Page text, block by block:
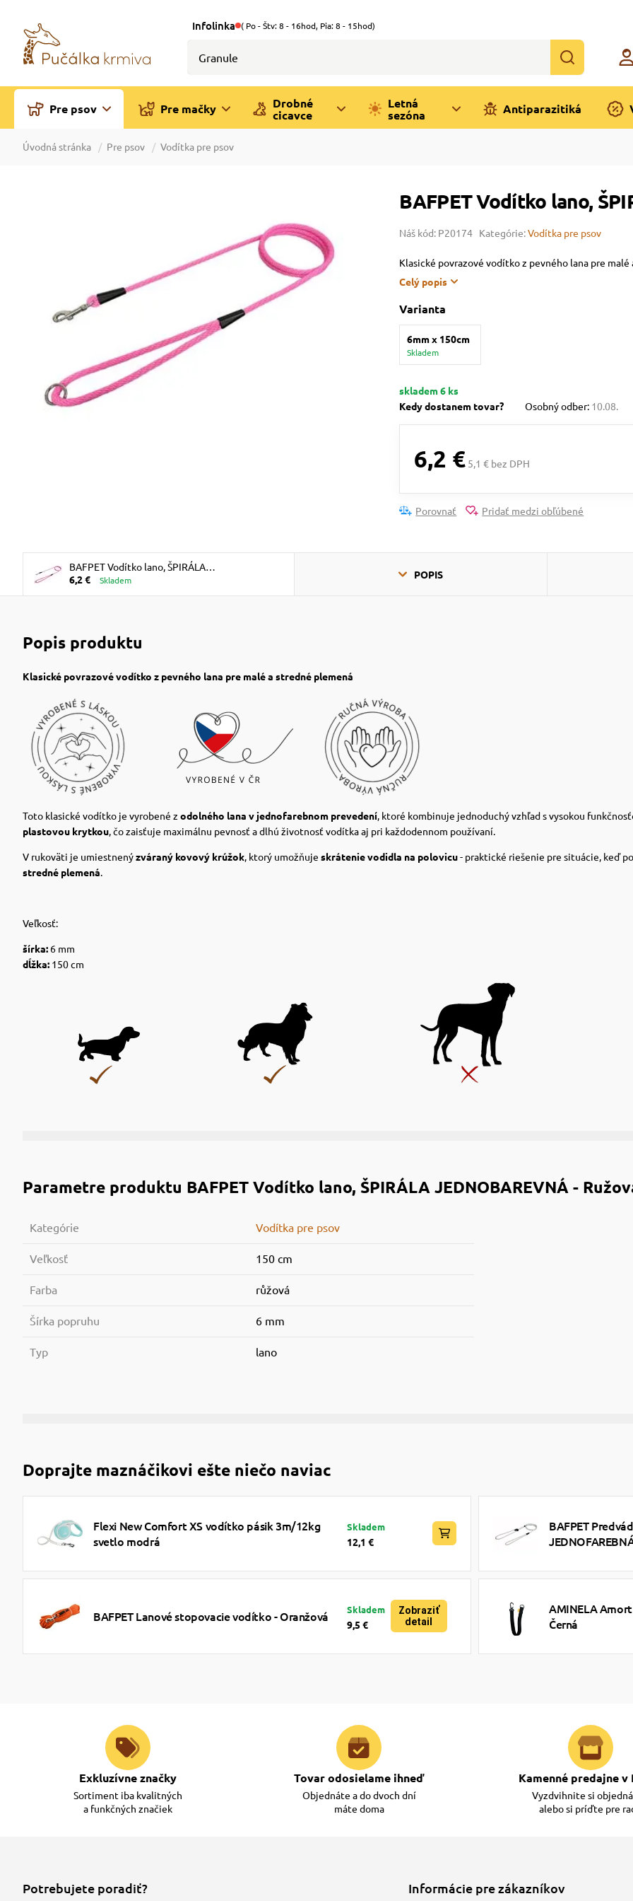
Infolinka ( Po - Štv: 8 - 16hod, Pia: 8 - 15hod)
Pre psov Pre mačky
Drobné
cicavce
Letná
sezóna
Antiparazitiká
Úvodná stránka Pre psov Vodítka pre psov
BAFPET Vodítko lano,
Náš kód: P20174 Kategórie:Vodítka pre psov
Klasické povrazové vodítko z pevného lana pre
Celý popis
Varianta
6mm x 150cm
Skladem
skladem 6 ks
Kedy dostanem tovar?
Osobný odber: 10.08.
6,2 € 5,1 € bez DPH
Porovnať Pridať medzi obľúbené
BAFPET Vodítko lano, ŠPIRÁLA
JEDNOBAREVNÁ - Ružová
6,2 € Skladem POPIS
Popis produktu
Klasické povrazové vodítko z pevného lana pre malé a stredné plemená
Toto klasické vodítko je vyrobené z odolného lana v jednofarebnom prevedení, ktoré kombinuje jednoduchý vzhľad s vysokou
plastovou krytkou, čo zaisťuje maximálnu pevnosť a dlhú životnosť vodítka aj pri každodennom používaní.
V rukoväti je umiestnenýzváraný kovový krúžok, ktorý umožňuje skrátenie vodidla na polovicu- praktické riešenie pre situácie, keď
stredné plemená.
Veľkosť:
šírka: 6 mm
dĺžka: 150 cm
Parametre produktu BAFPET Vodítko lano, ŠPIRÁLA JEDNOBAREVNÁ -
Kategórie Vodítka pre psov
Veľkosť 150 cm
Farba růžová
Šírka popruhu 6 mm
Typ lano
Doprajte maznáčikovi ešte niečo naviac
Flexi New Comfort XS vodítko pásik 3m/12kg
svetlo modrá
Skladem
12,1 €
BAFPET
BAFPET Lanové stopovacie vodítko - Oranžová Skladem
9,5 €
Zobraziť
detail
AMINELA
Černá
Exkluzívne značky
Sortiment iba kvalitných
a funkčných značiek
Tovar odosielame ihneď
Objednáte a do dvoch dní
máte doma
Kamenné predajne v
Vyzdvihnite si
alebo si príďte pre
Potrebujete poradiť? Informácie pre zákazníkov